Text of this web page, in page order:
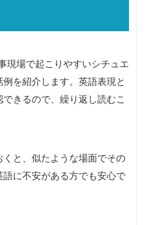
現場で起こりやすいシチュエ
を紹介します。英語表現と
きるので、繰り返し読むこ
と、似たような場面でその
語に不安がある方でも安心で